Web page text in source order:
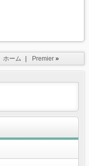
ホーム Premier»